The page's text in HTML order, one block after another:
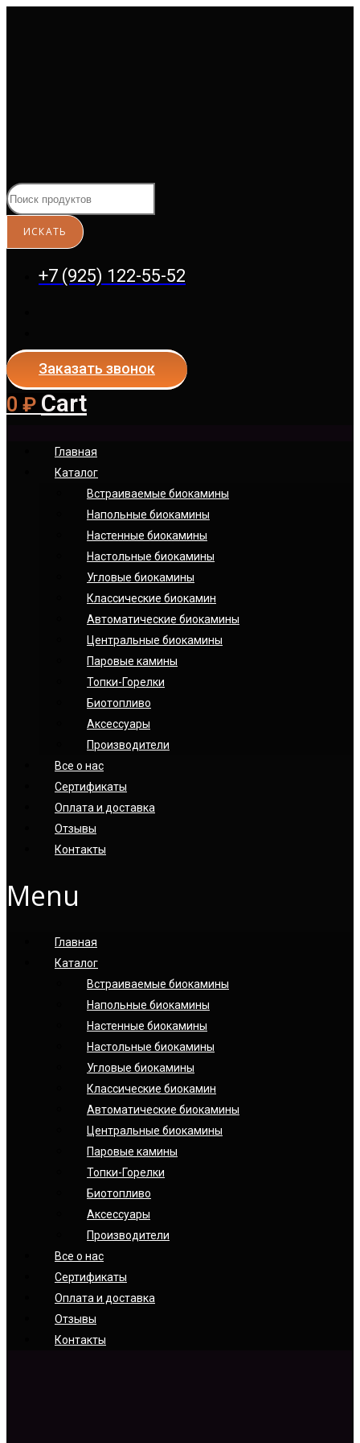
+7 (925) 122-55-52
Заказать звонок
0 ₽ Cart
Главная
Каталог
Встраиваемые биокамины
Напольные биокамины
Настенные биокамины
Настoльные биокамины
Угловые биокамины
Классические биокамин
Автоматические биокамины
Центральные биокамины
Паровые камины
Топки-Горелки
Биотопливо
Аксессуары
Производители
Все о нас
Сертификаты
Оплата и доставка
Отзывы
Контакты
Menu
Главная
Каталог
Встраиваемые биокамины
Напольные биокамины
Настенные биокамины
Настoльные биокамины
Угловые биокамины
Классические биокамин
Автоматические биокамины
Центральные биокамины
Паровые камины
Топки-Горелки
Биотопливо
Аксессуары
Производители
Все о нас
Сертификаты
Оплата и доставка
Отзывы
Контакты